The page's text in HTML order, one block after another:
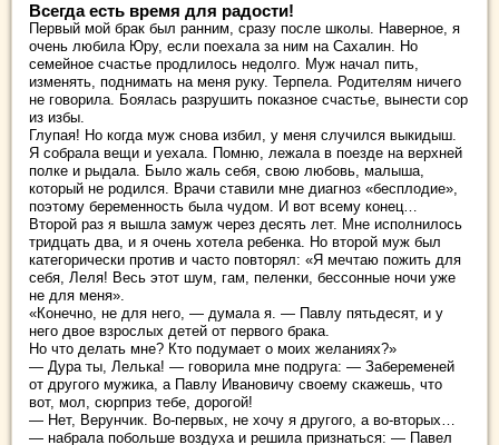
Всегда есть время для радости!
Первый мой брак был ранним, сразу после школы. Наверное, я
очень любила Юру, если поехала за ним на Сахалин. Но
семейное счастье продлилось недолго. Муж начал пить,
изменять, поднимать на меня руку. Терпела. Родителям ничего
не говорила. Боялась разрушить показное счастье, вынести сор
из избы.
Глупая! Но когда муж снова избил, у меня случился выкидыш.
Я собрала вещи и уехала. Помню, лежала в поезде на верхней
полке и рыдала. Было жаль себя, свою любовь, малыша,
который не родился. Врачи ставили мне диагноз «бесплодие»,
поэтому беременность была чудом. И вот всему конец…
Второй раз я вышла замуж через десять лет. Мне исполнилось
тридцать два, и я очень хотела ребенка. Но второй муж был
категорически против и часто повторял: «Я мечтаю пожить для
себя, Леля! Весь этот шум, гам, пеленки, бессонные ночи уже
не для меня».
«Конечно, не для него, — думала я. — Павлу пятьдесят, и у
него двое взрослых детей от первого брака.
Но что делать мне? Кто подумает о моих желаниях?»
— Дура ты, Лелька! — говорила мне подруга: — Забеременей
от другого мужика, а Павлу Ивановичу своему скажешь, что
вот, мол, сюрприз тебе, дорогой!
— Нет, Верунчик. Во-первых, не хочу я другого, а во-вторых…
— набрала побольше воздуха и решила признаться: — Павел